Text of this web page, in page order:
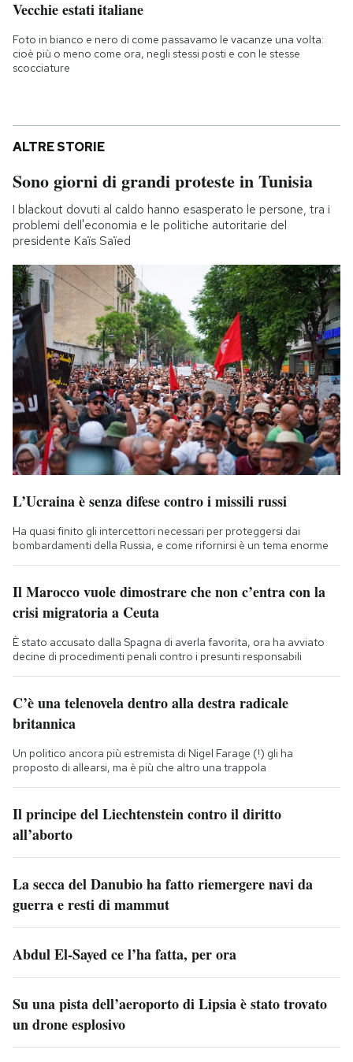
Vecchie estati italiane
Foto in bianco e nero di come passavamo le vacanze una volta:
cioè più o meno come ora, negli stessi posti e con le stesse
scocciature
ALTRE STORIE
Sono giorni di grandi proteste in Tunisia
I blackout dovuti al caldo hanno esasperato le persone, tra i
problemi dell'economia e le politiche autoritarie del
presidente Kaïs Saïed
L’Ucraina è senza difese contro i missili russi
Ha quasi finito gli intercettori necessari per proteggersi dai
bombardamenti della Russia, e come rifornirsi è un tema enorme
Il Marocco vuole dimostrare che non c’entra con la
crisi migratoria a Ceuta
È stato accusato dalla Spagna di averla favorita, ora ha avviato
decine di procedimenti penali contro i presunti responsabili
C’è una telenovela dentro alla destra radicale
britannica
Un politico ancora più estremista di Nigel Farage (!) gli ha
proposto di allearsi, ma è più che altro una trappola
Il principe del Liechtenstein contro il diritto
all’aborto
La secca del Danubio ha fatto riemergere navi da
guerra e resti di mammut
Abdul El-Sayed ce l’ha fatta, per ora
Su una pista dell’aeroporto di Lipsia è stato trovato
un drone esplosivo